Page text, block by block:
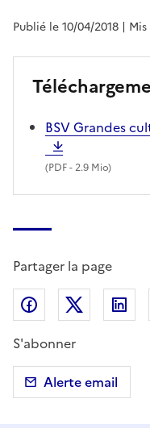
Publié le 10/04/2018 |
BSV Grandes
(PDF- 2.9 Mio)
Partager la page
Partager sur
S'abonner
Alerte email